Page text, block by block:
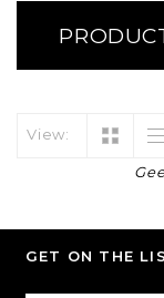
View:
GET ON THE